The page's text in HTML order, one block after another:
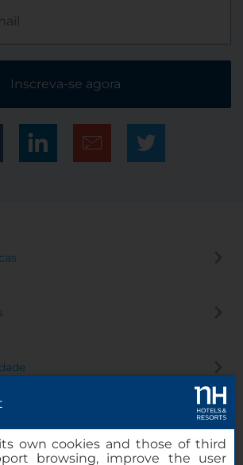
Inscreva-se agora
own cookies and those of third
browsing, improve the user